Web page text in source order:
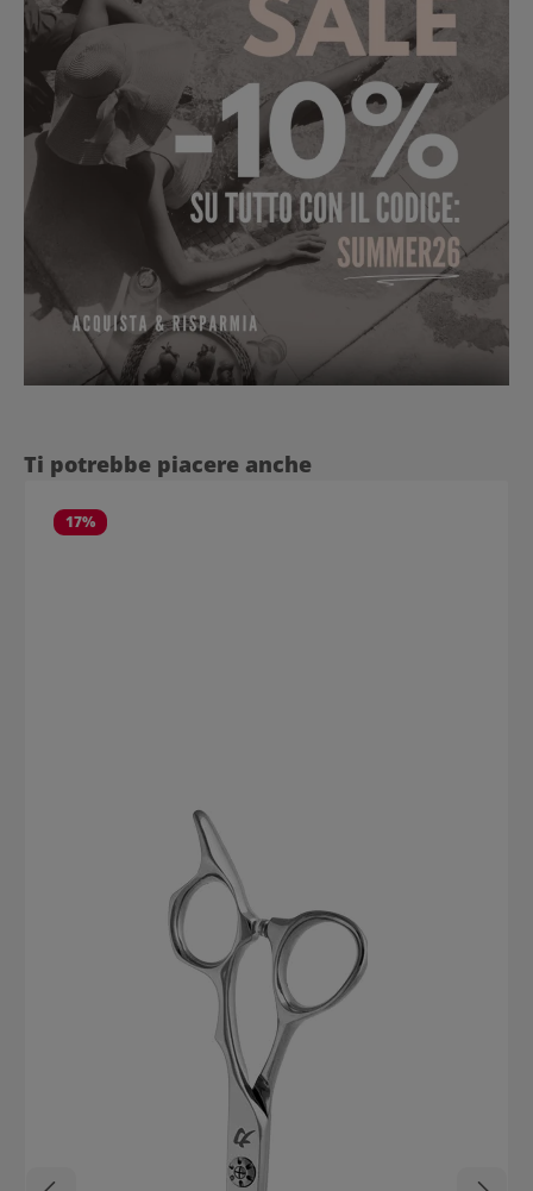
Salta la galleria dei prodotti
Ti potrebbe piacere anche
17%